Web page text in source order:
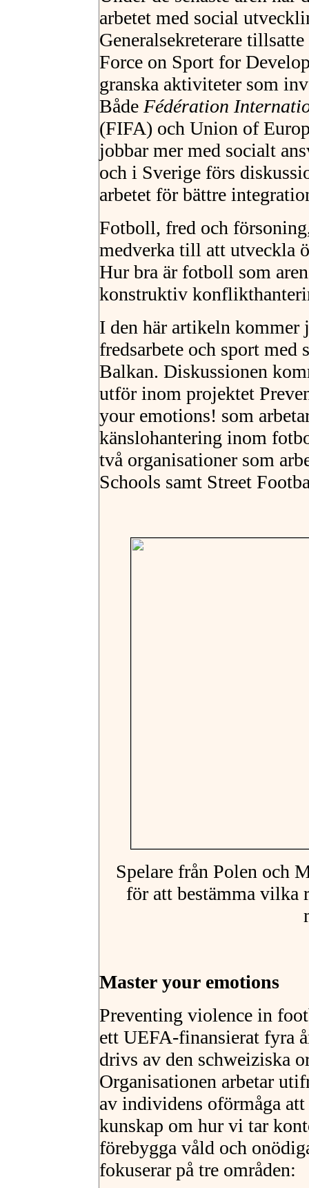
arbetet med social
Generalsekreterare
Force on Sport for
granska aktiviteter som
Både Fédération
(FIFA) och Union of
jobbar mer med socialt
och i Sverige förs
arbetet för bättre
Fotboll, fred och
medverka till att utveckla
Hur bra är fotboll som
konstruktiv
I den här artikeln kommer
fredsarbete och sport
Balkan. Diskussionen
utför inom projektet
your emotions! som
känslohantering inom
två organisationer som
Schools samt Street
Spelare från Polen och
för att bestämma vilka
Master your emotions
Preventing violence in
ett UEFA-finansierat fyra
drivs av den schweiziska
Organisationen arbetar
av individens oförmåga
kunskap om hur vi tar
förebygga våld och
fokuserar på tre områden: